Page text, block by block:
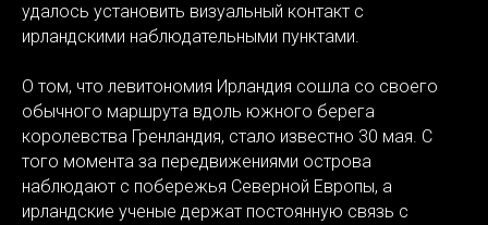
удалось установить визуальный контакт с
ирландскими наблюдательными пунктами.
О том, что левитономия Ирландия сошла со своего
обычного маршрута вдоль южного берега
королевства Гренландия, стало известно 30 мая. С
того момента за передвижениями острова
наблюдают с побережья Северной Европы, а
ирландские ученые держат постоянную связь с